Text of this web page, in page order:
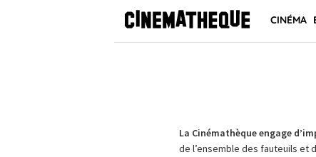
CINÉMA
La Cinémathèque engage
de l’ensemble des fauteuils et